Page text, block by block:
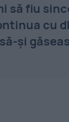
să fiu
cu
și